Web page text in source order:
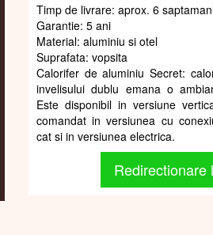
Timp de livrare: aprox. 6
Garantie: 5 ani
Material: aluminiu si otel
Suprafata: vopsita
Calorifer de aluminiu Secret:
invelisului dublu emana o
Este disponibil in versiune
comandat in versiunea cu
cat si in versiunea electrica.
Redirectionare